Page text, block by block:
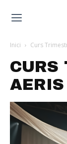
Inici Curs
CURS